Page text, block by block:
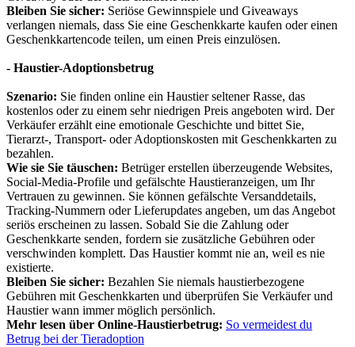
Bleiben Sie sicher: Seriöse Gewinnspiele und Giveaways
verlangen niemals, dass Sie eine Geschenkkarte kaufen oder einen
Geschenkkartencode teilen, um einen Preis einzulösen.
- Haustier-Adoptionsbetrug
Szenario: Sie finden online ein Haustier seltener Rasse, das
kostenlos oder zu einem sehr niedrigen Preis angeboten wird. Der
Verkäufer erzählt eine emotionale Geschichte und bittet Sie,
Tierarzt-, Transport- oder Adoptionskosten mit Geschenkkarten zu
bezahlen.
Wie sie Sie täuschen: Betrüger erstellen überzeugende Websites,
Social-Media-Profile und gefälschte Haustieranzeigen, um Ihr
Vertrauen zu gewinnen. Sie können gefälschte Versanddetails,
Tracking-Nummern oder Lieferupdates angeben, um das Angebot
seriös erscheinen zu lassen. Sobald Sie die Zahlung oder
Geschenkkarte senden, fordern sie zusätzliche Gebühren oder
verschwinden komplett. Das Haustier kommt nie an, weil es nie
existierte.
Bleiben Sie sicher: Bezahlen Sie niemals haustierbezogene
Gebühren mit Geschenkkarten und überprüfen Sie Verkäufer und
Haustier wann immer möglich persönlich.
Mehr lesen über Online-Haustierbetrug: So vermeidest du
Betrug bei der Tieradoption